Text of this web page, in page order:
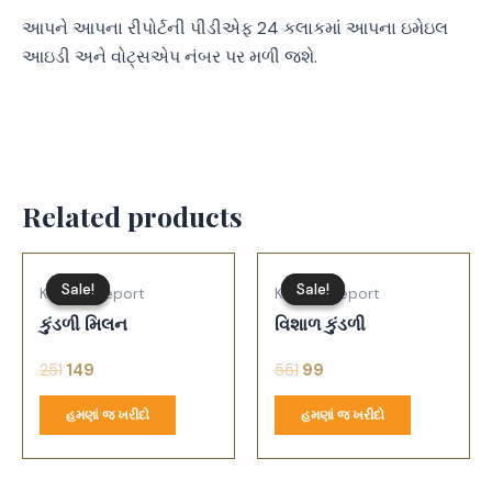
આપને આપના રીપોર્ટની પીડીએફ 24 કલાકમાં આપના ઇમેઇલ
આઇડી અને વોટ્સએપ નંબર પર મળી જશે.
Related products
Sale!
Sale!
Kundali Report
કુંડળી મિલન
251 149
હમણાં જ ખરીદો
Sale!
Sale!
Kundali Report
વિશાળ કુંડળી
551 99
હમણાં જ ખરીદો